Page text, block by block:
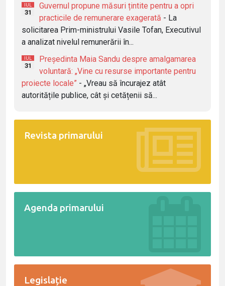
IUL
31
Guvernul propune măsuri țintite pentru a opri
practicile de remunerare exagerată - La
solicitarea Prim-ministrului Vasile Tofan, Executivul
a analizat nivelul remunerării în...
IUL
31
Președinta Maia Sandu despre amalgamarea
voluntară: „Vine cu resurse importante pentru
proiecte locale” - „Vreau să încurajez atât
autoritățile publice, cât și cetățenii să...
Revista primarului
Agenda primarului
Legislație